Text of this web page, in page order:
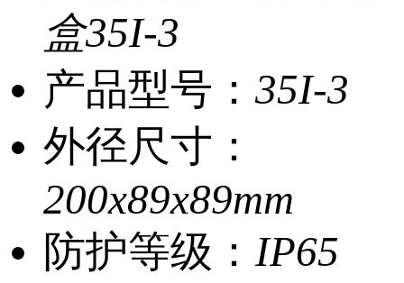
盒35I-3
产品型号： 35I-3
外径尺寸：
200x89x89mm
防护等级： IP65